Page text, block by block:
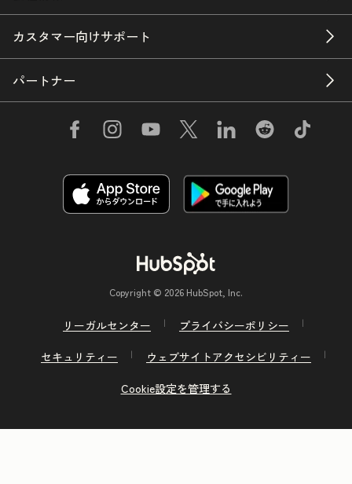
カスタマー向けサポート
パートナー
Copyright © 2026 HubSpot, Inc.
リーガルセンター
プライバシーポリシー
セキュリティー
ウェブサイトアクセシビリティー
Cookie設定を管理する